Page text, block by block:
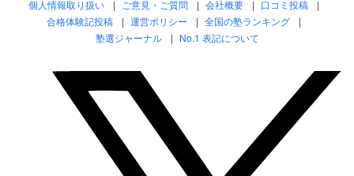
個人情報取り扱い
ご意見・ご質問 会社概要
口コミ投稿
合格体験記投稿
運営ポリシー
全国の塾ランキング
塾選ジャーナル
No.1 表記について